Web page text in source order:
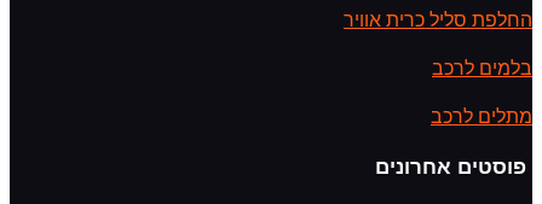
החלפת סליל כרית אוויר
בלמים לרכב
מתלים לרכב
פוסטים אחרונים